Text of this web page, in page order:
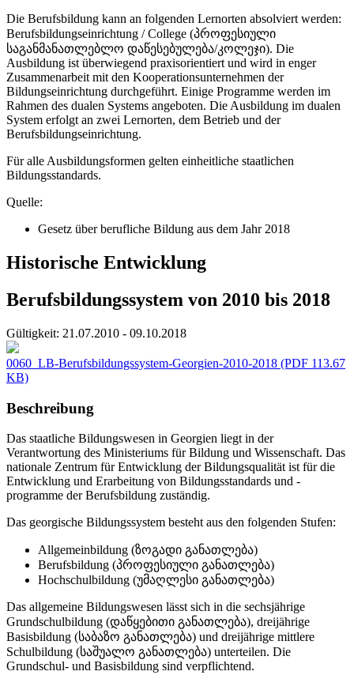
Die Berufsbildung kann an folgenden Lernorten absolviert werden:
Berufsbildungseinrichtung / College (პროფესიული
საგანმანათლებლო დაწესებულება/კოლეჯი). Die
Ausbildung ist überwiegend praxisorientiert und wird in enger
Zusammenarbeit mit den Kooperationsunternehmen der
Bildungseinrichtung durchgeführt. Einige Programme werden im
Rahmen des dualen Systems angeboten. Die Ausbildung im dualen
System erfolgt an zwei Lernorten, dem Betrieb und der
Berufsbildungseinrichtung.
Für alle Ausbildungsformen gelten einheitliche staatlichen
Bildungsstandards.
Quelle:
Gesetz über berufliche Bildung aus dem Jahr 2018
Historische Entwicklung
Berufsbildungssystem von 2010 bis 2018
Gültigkeit: 21.07.2010 - 09.10.2018
0060_LB-Berufsbildungssystem-Georgien-2010-2018 (PDF 113.67
KB)
Beschreibung
Das staatliche Bildungswesen in Georgien liegt in der
Verantwortung des Ministeriums für Bildung und Wissenschaft. Das
nationale Zentrum für Entwicklung der Bildungsqualität ist für die
Entwicklung und Erarbeitung von Bildungsstandards und -
programme der Berufsbildung zuständig.
Das georgische Bildungssystem besteht aus den folgenden Stufen:
Allgemeinbildung (ზოგადი განათლება)
Berufsbildung (პროფესიული განათლება)
Hochschulbildung (უმაღლესი განათლება)
Das allgemeine Bildungswesen lässt sich in die sechsjährige
Grundschulbildung (დაწყებითი განათლება), dreijährige
Basisbildung (საბაზო განათლება) und dreijährige mittlere
Schulbildung (საშუალო განათლება) unterteilen. Die
Grundschul- und Basisbildung sind verpflichtend.